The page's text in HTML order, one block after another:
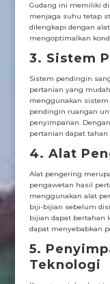
Gudang ini memiliki
menjaga suhu tetap
dilengkapi dengan
mengoptimalkan
3. Sistem
Sistem pendingin
pertanian yang
menggunakan
pendingin ruangan
penyimpanan.
pertanian dapat
4. Alat
Alat pengering
pengawetan hasil
menggunakan alat
biji-bijian sebelum
bijian dapat bertahan
dapat menyebabkan
5.
Teknologi